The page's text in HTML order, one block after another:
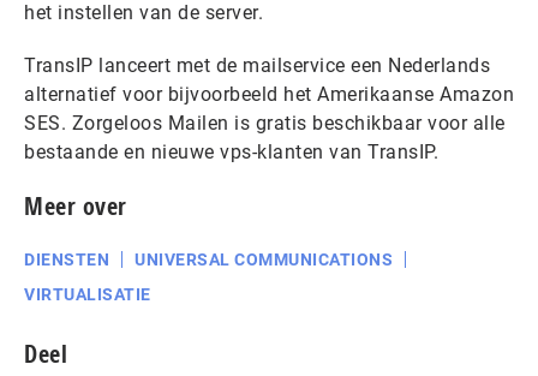
het instellen van de server.
TransIP lanceert met de mailservice een Nederlands
alternatief voor bijvoorbeeld het Amerikaanse Amazon
SES. Zorgeloos Mailen is gratis beschikbaar voor alle
bestaande en nieuwe vps-klanten van TransIP.
Meer over
DIENSTEN
UNIVERSAL COMMUNICATIONS
VIRTUALISATIE
Deel